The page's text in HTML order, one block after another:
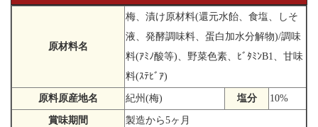
原材料名
梅、漬け原材料(還元水飴、食塩、しそ
液、発酵調味料、蛋白加水分解物)/調味
料(ｱﾐﾉ酸等)、野菜色素、ﾋﾞﾀﾐﾝB1、甘味
料(ｽﾃﾋﾞｱ)
原料原産地名 紀州(梅) 塩分 10%
賞味期間 製造から5ヶ月